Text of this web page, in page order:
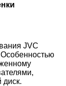
JVC
диск.